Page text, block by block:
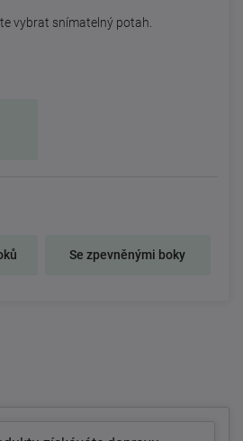
vybrat snímatelný potah.
Se zpevněnými boky